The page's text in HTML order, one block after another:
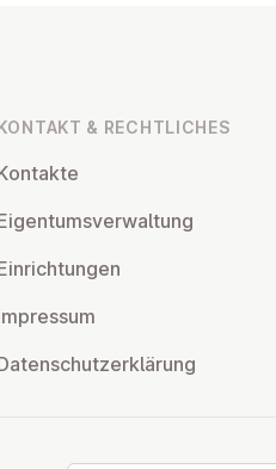
KONTAKT & RECHT­LICHES